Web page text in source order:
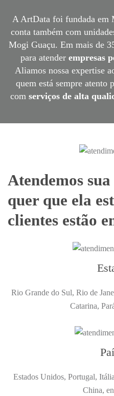
A ArtData foi fundada
conta também com
Mogi Guaçu. Em mais de
para atender empresas
Aliamos nossa expertise
quem está sempre atento
com serviços de alta
Atendemos
quer que ela
clientes estão
Rio Grande do Sul, Rio de
Catarina,
Estados Unidos, Portugal,
China,